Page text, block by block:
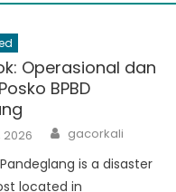
Operasional dan
BPBD
2026 Author
gacorkali
Pandeglang is a disaster
located in